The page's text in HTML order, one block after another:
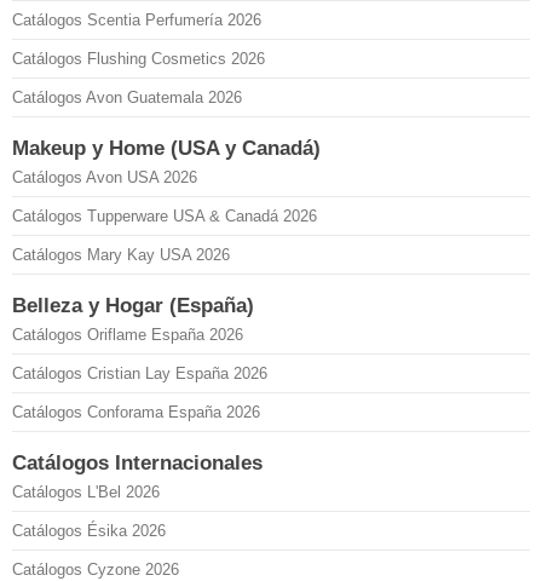
Catálogos Scentia Perfumería 2026
Catálogos Flushing Cosmetics 2026
Catálogos Avon Guatemala 2026
Makeup y Home (USA y Canadá)
Catálogos Avon USA 2026
Catálogos Tupperware USA & Canadá 2026
Catálogos Mary Kay USA 2026
Belleza y Hogar (España)
Catálogos Oriflame España 2026
Catálogos Cristian Lay España 2026
Catálogos Conforama España 2026
Catálogos Internacionales
Catálogos L'Bel 2026
Catálogos Ésika 2026
Catálogos Cyzone 2026